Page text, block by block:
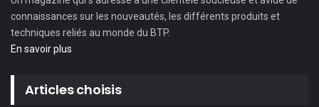
connaissances sur les nouveautés, les différents produits et
techniques reliés au monde du BTP.
En savoir plus
Articles choisis